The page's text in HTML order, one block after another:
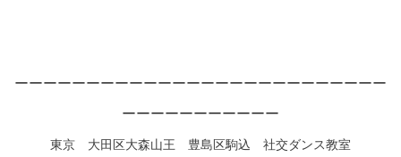
ーーーーーーーーーーーーーーーーーーーーーーーーーー
ーーーーーーーーーーー
東京 大田区大森山王 豊島区駒込 社交ダンス教室